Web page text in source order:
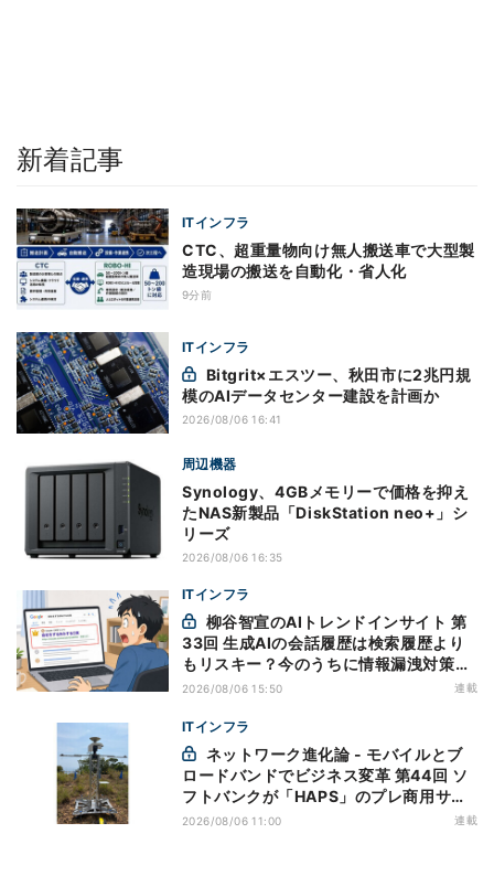
新着記事
ITインフラ
CTC、超重量物向け無人搬送車で大型製
造現場の搬送を自動化・省人化
9分前
ITインフラ
模のAIデータセンター建設を計画か
2026/08/06 16:41
周辺機器
Synology、4GBメモリーで価格を抑え
たNAS新製品「DiskStation neo+」シ
リーズ
2026/08/06 16:35
ITインフラ
33回 生成AIの会話履歴は検索履歴より
もリスキー？今のうちに情報漏洩対策を
万全にしておこう
2026/08/06 15:50 連載
ITインフラ
ロードバンドでビジネス変革 第44回 ソ
フトバンクが「HAPS」のプレ商用サー
ビス開始を表明、本格的な商用展開のめ
2026/08/06 11:00 連載